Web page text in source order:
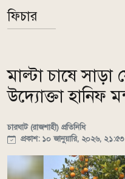
ফিচার
মাল্টা চাষে সাড়া
উদ্যোক্তা হানিফ
চারঘাট (রাজশাহী) প্রতিনিধি
প্রকাশ: ১০ জানুয়ারি, ২০২৬, ২১:৫৩